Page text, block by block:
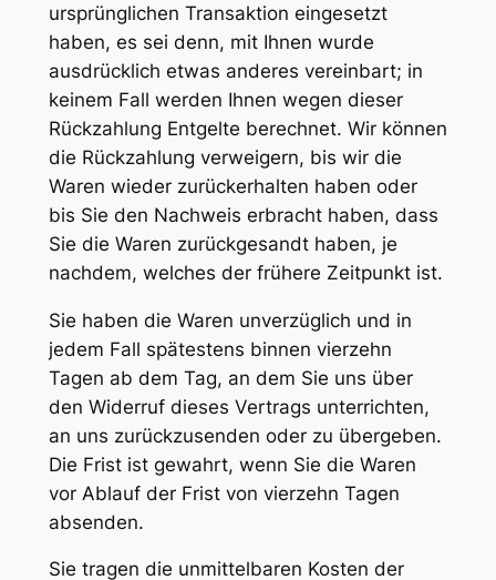
ursprünglichen Transaktion eingesetzt
haben, es sei denn, mit Ihnen wurde
ausdrücklich etwas anderes vereinbart; in
keinem Fall werden Ihnen wegen dieser
Rückzahlung Entgelte berechnet. Wir können
die Rückzahlung verweigern, bis wir die
Waren wieder zurückerhalten haben oder
bis Sie den Nachweis erbracht haben, dass
Sie die Waren zurückgesandt haben, je
nachdem, welches der frühere Zeitpunkt ist.
Sie haben die Waren unverzüglich und in
jedem Fall spätestens binnen vierzehn
Tagen ab dem Tag, an dem Sie uns über
den Widerruf dieses Vertrags unterrichten,
an uns zurückzusenden oder zu übergeben.
Die Frist ist gewahrt, wenn Sie die Waren
vor Ablauf der Frist von vierzehn Tagen
absenden.
Sie tragen die unmittelbaren Kosten der